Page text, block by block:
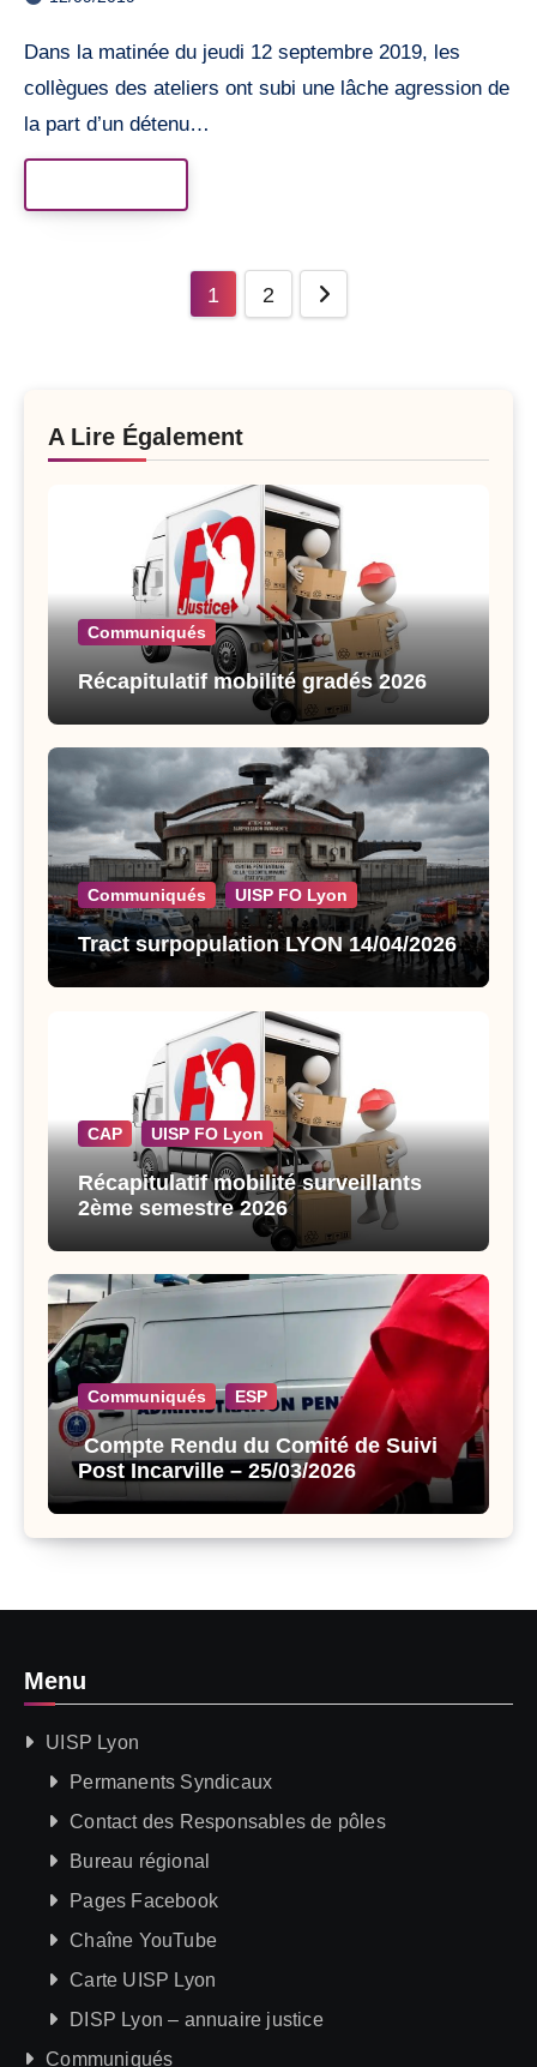
Dans la matinée du jeudi 12 septembre 2019, les
collègues des ateliers ont subi une lâche agression de
la part d’un détenu…
1 2
A Lire Également
Communiqués
Récapitulatif mobilité gradés 2026
Communiqués UISP FO Lyon
Tract surpopulation LYON 14/04/2026
CAP UISP FO Lyon
Récapitulatif mobilité surveillants
2ème semestre 2026
Communiqués ESP
Compte Rendu du Comité de Suivi
Post Incarville – 25/03/2026
Menu
UISP Lyon
Permanents Syndicaux
Contact des Responsables de pôles
Bureau régional
Pages Facebook
Chaîne YouTube
Carte UISP Lyon
DISP Lyon – annuaire justice
Communiqués